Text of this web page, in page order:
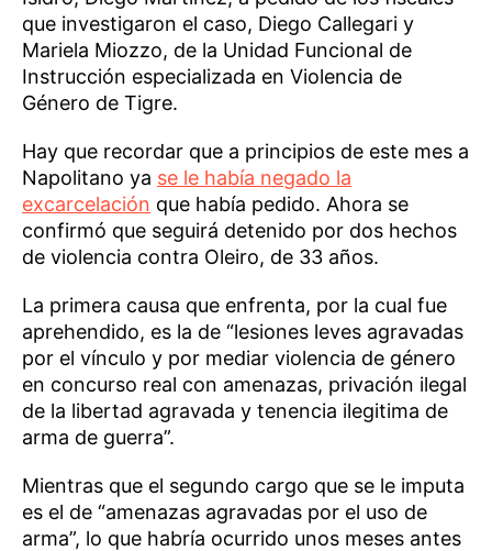
que investigaron el caso, Diego Callegari y
Mariela Miozzo, de la Unidad Funcional de
Instrucción especializada en Violencia de
Género de Tigre.
Hay que recordar que a principios de este mes a
Napolitano ya se le había negado la
excarcelación que había pedido. Ahora se
confirmó que seguirá detenido por dos hechos
de violencia contra Oleiro, de 33 años.
La primera causa que enfrenta, por la cual fue
aprehendido, es la de “lesiones leves agravadas
por el vínculo y por mediar violencia de género
en concurso real con amenazas, privación ilegal
de la libertad agravada y tenencia ilegitima de
arma de guerra”.
Mientras que el segundo cargo que se le imputa
es el de “amenazas agravadas por el uso de
arma”, lo que habría ocurrido unos meses antes